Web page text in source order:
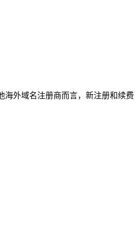
海外域名注册商而言，新注册和续费